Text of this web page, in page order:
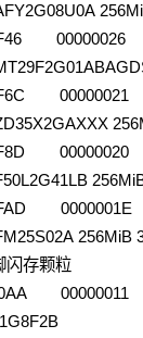
256MiB
闪存颗粒